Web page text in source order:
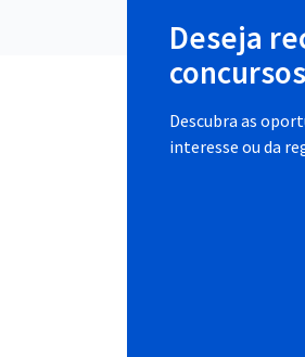
Deseja
Descubra as
interesse ou da